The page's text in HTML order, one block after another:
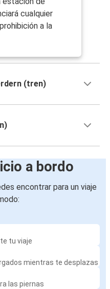
cualquier
a la
(tren)
a bordo
encontrar para un viaje
tu viaje
mientras te desplazas
las piernas